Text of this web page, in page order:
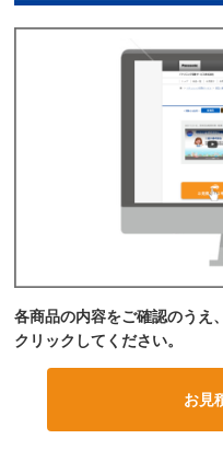
各商品の内容をご確認のうえ
クリックしてください。
お見